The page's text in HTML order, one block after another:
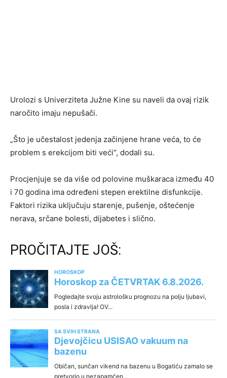
Urolozi s Univerziteta Južne Kine su naveli da ovaj rizik
naročito imaju nepušači.
„Što je učestalost jedenja začinjene hrane veća, to će
problem s erekcijom biti veći“, dodali su.
Procjenjuje se da više od polovine muškaraca između 40
i 70 godina ima određeni stepen erektilne disfunkcije.
Faktori rizika uključuju starenje, pušenje, oštećenje
nerava, srčane bolesti, dijabetes i slično.
PROČITAJTE JOŠ: